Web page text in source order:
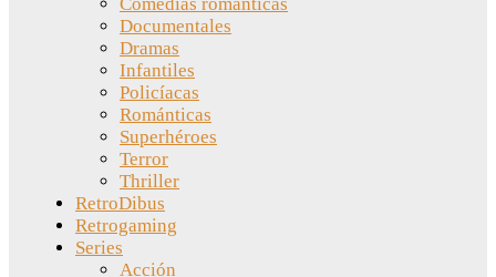
Documentales
Dramas
Infantiles
Policíacas
Románticas
Superhéroes
Terror
Thriller
RetroDibus
Retrogaming
Series
Acción